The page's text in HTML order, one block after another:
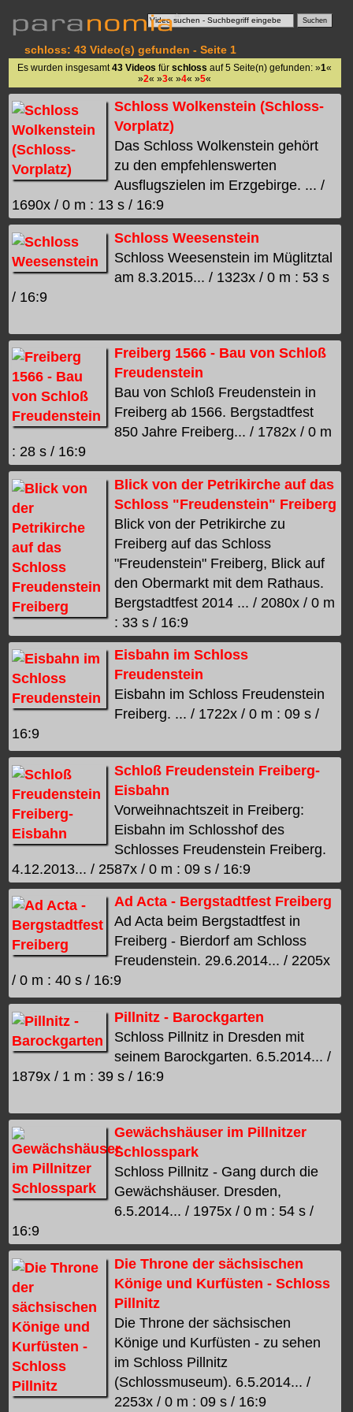
schloss: 43 Video(s) gefunden - Seite 1
Es wurden insgesamt43 Videos fürschloss auf 5 Seite(n) gefunden: »1«
»2« »3« »4« »5«
Schloss Wolkenstein (Schloss-
Vorplatz)
Das Schloss Wolkenstein gehört
zu den empfehlenswerten
Ausflugszielen im Erzgebirge. ... /
1690x / 0 m : 13 s / 16:9
Schloss Weesenstein
Schloss Weesenstein im Müglitztal
am 8.3.2015... / 1323x / 0 m : 53 s
/ 16:9
Freiberg 1566 - Bau von Schloß
Freudenstein
Bau von Schloß Freudenstein in
Freiberg ab 1566. Bergstadtfest
850 Jahre Freiberg... / 1782x / 0 m
: 28 s / 16:9
Blick von der Petrikirche auf das
Schloss "Freudenstein" Freiberg
Blick von der Petrikirche zu
Freiberg auf das Schloss
"Freudenstein" Freiberg, Blick auf
den Obermarkt mit dem Rathaus.
Bergstadtfest 2014 ... / 2080x / 0 m
: 33 s / 16:9
Eisbahn im Schloss
Freudenstein
Eisbahn im Schloss Freudenstein
Freiberg. ... / 1722x / 0 m : 09 s /
16:9
Schloß Freudenstein Freiberg-
Eisbahn
Vorweihnachtszeit in Freiberg:
Eisbahn im Schlosshof des
Schlosses Freudenstein Freiberg.
4.12.2013... / 2587x / 0 m : 09 s / 16:9
Ad Acta - Bergstadtfest Freiberg
Ad Acta beim Bergstadtfest in
Freiberg - Bierdorf am Schloss
Freudenstein. 29.6.2014... / 2205x
/ 0 m : 40 s / 16:9
Pillnitz - Barockgarten
Schloss Pillnitz in Dresden mit
seinem Barockgarten. 6.5.2014... /
1879x / 1 m : 39 s / 16:9
Gewächshäuser im Pillnitzer
Schlosspark
Schloss Pillnitz - Gang durch die
Gewächshäuser. Dresden,
6.5.2014... / 1975x / 0 m : 54 s /
16:9
Die Throne der sächsischen
Könige und Kurfüsten - Schloss
Pillnitz
Die Throne der sächsischen
Könige und Kurfüsten - zu sehen
im Schloss Pillnitz
(Schlossmuseum). 6.5.2014... /
2253x / 0 m : 09 s / 16:9